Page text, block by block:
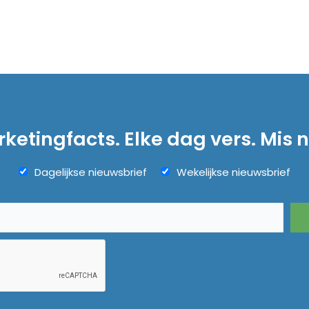
Elke dag vers. Mis
Dagelijkse nieuwsbrief Wekelijkse nieuwsbrief